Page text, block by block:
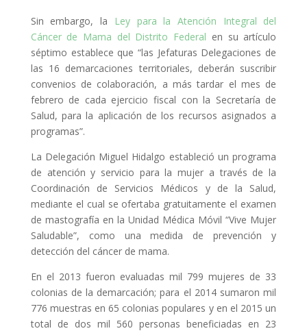
Sin embargo, la
Ley para la Atención Integral del
Cáncer de Mama del Distrito Federal en su artículo
séptimo establece que “las Jefaturas Delegaciones de
las 16 demarcaciones territoriales, deberán suscribir
convenios de colaboración, a más tardar el mes de
febrero de cada ejercicio fiscal con la Secretaría de
Salud, para la aplicación de los recursos asignados a
programas”.
La Delegación Miguel Hidalgo estableció un programa
de atención y servicio para la mujer a través de la
Coordinación de Servicios Médicos y de la Salud,
mediante el cual se ofertaba gratuitamente el examen
de mastografía en la Unidad Médica Móvil “Vive Mujer
Saludable”, como una medida de prevención y
detección del cáncer de mama.
En el 2013 fueron evaluadas mil 799 mujeres de 33
colonias de la demarcación; para el 2014 sumaron mil
776 muestras en 65 colonias populares y en el 2015 un
total de dos mil 560 personas beneficiadas en 23